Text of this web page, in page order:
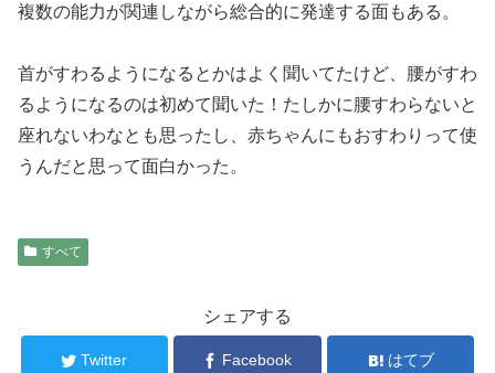
複数の能力が関連しながら総合的に発達する面もある。
首がすわるようになるとかはよく聞いてたけど、腰がすわ
るようになるのは初めて聞いた！たしかに腰すわらないと
座れないわなとも思ったし、赤ちゃんにもおすわりって使
うんだと思って面白かった。
すべて
シェアする
Twitter Facebook はてブ